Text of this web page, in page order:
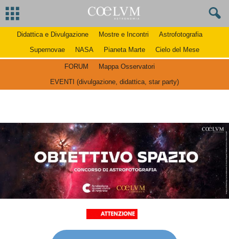
Didattica e Divulgazione Mostre e Incontri
Astrofotografia
Supernovae
NASA Pianeta Marte Cielo del Mese
FORUM
Mappa Osservatori
EVENTI (divulgazione, didattica, star party)